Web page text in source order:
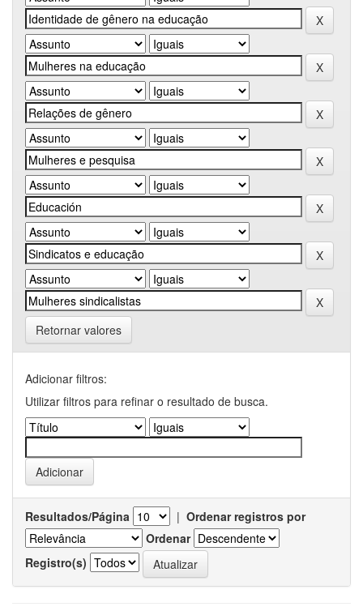
Retornar valores
Adicionar filtros:
Utilizar filtros para refinar o resultado de busca.
Resultados/Página | Ordenar registros por
Ordenar
Registro(s)